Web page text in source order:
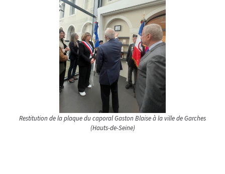
Restitution de la plaque du caporal Gaston Blaise à la ville de Garches
(Hauts-de-Seine)